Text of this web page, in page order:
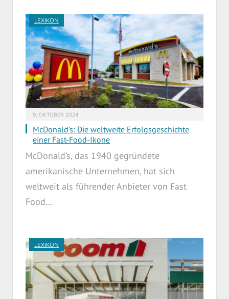
LEXIKON
9. OKTOBER 2024
McDonald’s: Die weltweite Erfolgsgeschichte
einer Fast-Food-Ikone
McDonald’s, das 1940 gegründete
amerikanische Unternehmen, hat sich
weltweit als führender Anbieter von Fast
Food…
LEXIKON